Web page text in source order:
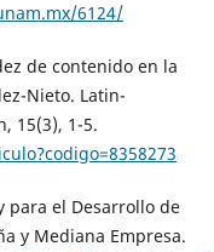
6124/
de contenido en la
Nieto. Latin-
15(3), 1-5.
para el Desarrollo de
y Mediana Empresa.